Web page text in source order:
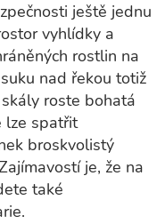
ještě jednu
vyhlídky a
rostlin na
nad řekou totiž
roste bohatá
lze spatřit
broskvolistý
je, že na
také